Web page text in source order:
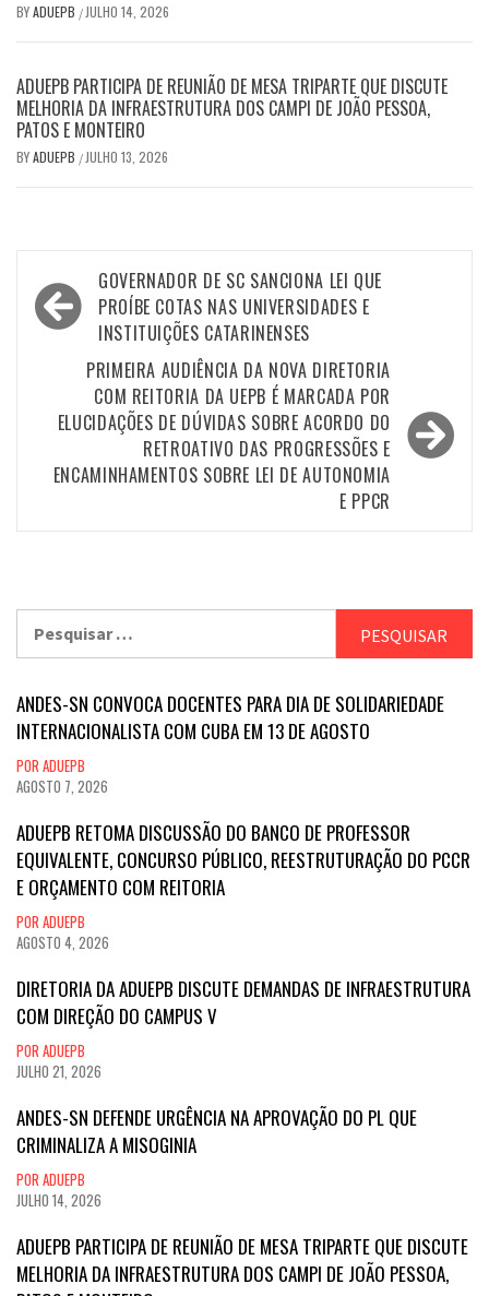
BYADUEPB / JULHO 14, 2026
ADUEPB PARTICIPA DE REUNIÃO DE MESA TRIPARTE QUE DISCUTE
MELHORIA DA INFRAESTRUTURA DOS CAMPI DE JOÃO PESSOA,
PATOS E MONTEIRO
BYADUEPB / JULHO 13, 2026
Navegação
de
GOVERNADOR DE SC SANCIONA LEI QUE
PROÍBE COTAS NAS UNIVERSIDADES E
INSTITUIÇÕES CATARINENSES
PRIMEIRA AUDIÊNCIA DA NOVA DIRETORIA
COM REITORIA DA UEPB É MARCADA POR
ELUCIDAÇÕES DE DÚVIDAS SOBRE ACORDO DO
RETROATIVO DAS PROGRESSÕES E
ENCAMINHAMENTOS SOBRE LEI DE AUTONOMIA
E PPCR
por:
ANDES-SN CONVOCA DOCENTES PARA DIA DE SOLIDARIEDADE
INTERNACIONALISTA COM CUBA EM 13 DE AGOSTO
POR ADUEPB
AGOSTO 7, 2026
ADUEPB RETOMA DISCUSSÃO DO BANCO DE PROFESSOR
EQUIVALENTE, CONCURSO PÚBLICO, REESTRUTURAÇÃO DO PCCR
E ORÇAMENTO COM REITORIA
POR ADUEPB
AGOSTO 4, 2026
DIRETORIA DA ADUEPB DISCUTE DEMANDAS DE INFRAESTRUTURA
COM DIREÇÃO DO CAMPUS V
POR ADUEPB
JULHO 21, 2026
ANDES-SN DEFENDE URGÊNCIA NA APROVAÇÃO DO PL QUE
CRIMINALIZA A MISOGINIA
POR ADUEPB
JULHO 14, 2026
ADUEPB PARTICIPA DE REUNIÃO DE MESA TRIPARTE QUE DISCUTE
MELHORIA DA INFRAESTRUTURA DOS CAMPI DE JOÃO PESSOA,